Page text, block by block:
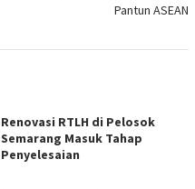
Pantun ASEAN
Renovasi RTLH di Pelosok
Semarang Masuk Tahap
Penyelesaian